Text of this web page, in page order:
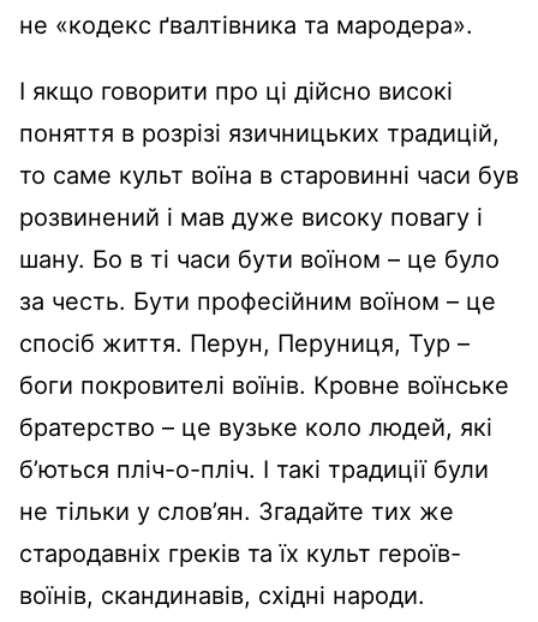
не «кодекс ґвалтівника та мародера».
І якщо говорити про ці дійсно високі
поняття в розрізі язичницьких традицій,
то саме культ воїна в старовинні часи був
розвинений і мав дуже високу повагу і
шану. Бо в ті часи бути воїном – це було
за честь. Бути професійним воїном – це
спосіб життя. Перун, Перуниця, Тур –
боги покровителі воїнів. Кровне воїнське
братерство – це вузьке коло людей, які
б’ються пліч-о-пліч. І такі традиції були
не тільки у слов’ян. Згадайте тих же
стародавніх греків та їх культ героїв-
воїнів, скандинавів, східні народи.